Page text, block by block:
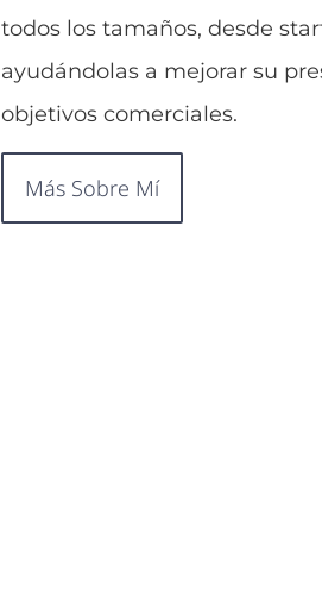
todos los tamaños, desde
ayudándolas a mejorar su
objetivos comerciales.
Más Sobre Mí